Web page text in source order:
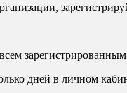
дней в личном